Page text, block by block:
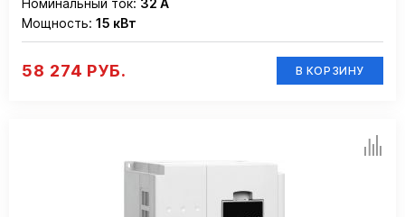
Мощность: 15 кВт
58 274 РУБ. В КОРЗИНУ